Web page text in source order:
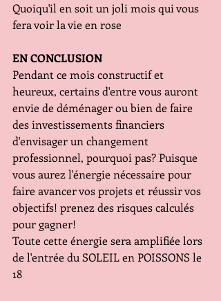
Quoiqu'il en soit un joli mois qui vous
fera voir la vie en rose
EN CONCLUSION
Pendant ce mois constructif et
heureux, certains d'entre vous auront
envie de déménager ou bien de faire
des investissements financiers
d'envisager un changement
professionnel, pourquoi pas? Puisque
vous aurez l'énergie nécessaire pour
faire avancer vos projets et réussir vos
objectifs! prenez des risques calculés
pour gagner!
Toute cette énergie sera amplifiée lors
de l'entrée du SOLEIL en POISSONS le
18